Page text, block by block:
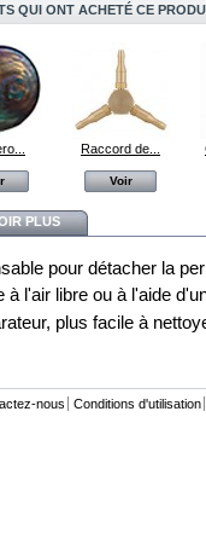
QUI ONT ACHETÉ CE
Raccord de...
Voir
PLUS
pour détacher la
à l'air libre ou à l'aide
plus facile à
nous Conditions d'utilisation